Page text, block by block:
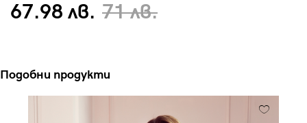
67.98 лв. 71 лв.
Подобни продукти